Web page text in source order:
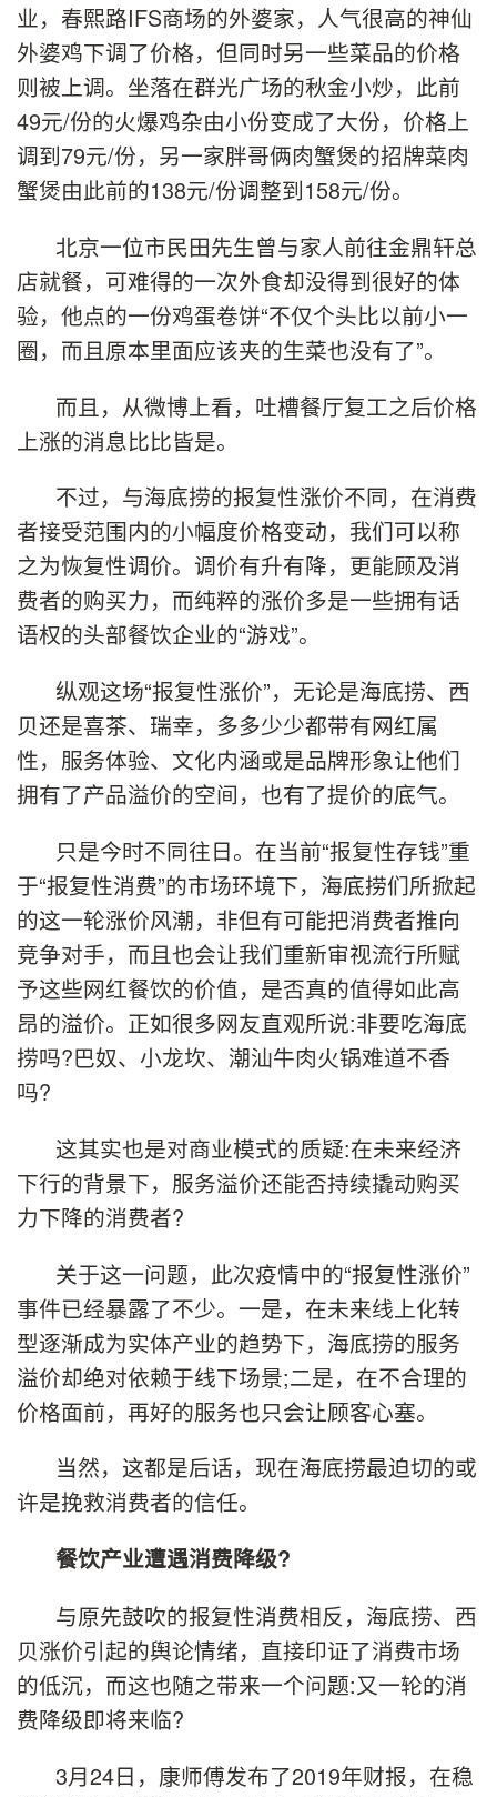
业，春熙路IFS商场的外婆家，人气很高的神仙
外婆鸡下调了价格，但同时另一些菜品的价格
则被上调。坐落在群光广场的秋金小炒，此前
49元/份的火爆鸡杂由小份变成了大份，价格上
调到79元/份，另一家胖哥俩肉蟹煲的招牌菜肉
蟹煲由此前的138元/份调整到158元/份。
北京一位市民田先生曾与家人前往金鼎轩总
店就餐，可难得的一次外食却没得到很好的体
验，他点的一份鸡蛋卷饼“不仅个头比以前小一
圈，而且原本里面应该夹的生菜也没有了”。
而且，从微博上看，吐槽餐厅复工之后价格
上涨的消息比比皆是。
不过，与海底捞的报复性涨价不同，在消费
者接受范围内的小幅度价格变动，我们可以称
之为恢复性调价。调价有升有降，更能顾及消
费者的购买力，而纯粹的涨价多是一些拥有话
语权的头部餐饮企业的“游戏”。
纵观这场“报复性涨价”，无论是海底捞、西
贝还是喜茶、瑞幸，多多少少都带有网红属
性，服务体验、文化内涵或是品牌形象让他们
拥有了产品溢价的空间，也有了提价的底气。
只是今时不同往日。在当前“报复性存钱”重
于“报复性消费”的市场环境下，海底捞们所掀起
的这一轮涨价风潮，非但有可能把消费者推向
竞争对手，而且也会让我们重新审视流行所赋
予这些网红餐饮的价值，是否真的值得如此高
昂的溢价。正如很多网友直观所说:非要吃海底
捞吗?巴奴、小龙坎、潮汕牛肉火锅难道不香
吗?
这其实也是对商业模式的质疑:在未来经济
下行的背景下，服务溢价还能否持续撬动购买
力下降的消费者?
关于这一问题，此次疫情中的“报复性涨价”
事件已经暴露了不少。一是，在未来线上化转
型逐渐成为实体产业的趋势下，海底捞的服务
溢价却绝对依赖于线下场景;二是，在不合理的
价格面前，再好的服务也只会让顾客心塞。
当然，这都是后话，现在海底捞最迫切的或
许是挽救消费者的信任。
餐饮产业遭遇消费降级?
与原先鼓吹的报复性消费相反，海底捞、西
贝涨价引起的舆论情绪，直接印证了消费市场
的低沉，而这也随之带来一个问题:又一轮的消
费降级即将来临?
3月24日，康师傅发布了2019年财报，在稳